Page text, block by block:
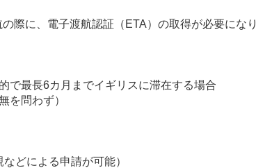
際に、電子渡航認証（ETA）の取得が必要になり
で最長6カ月までイギリスに滞在する場合
を問わず）
どによる申請が可能）